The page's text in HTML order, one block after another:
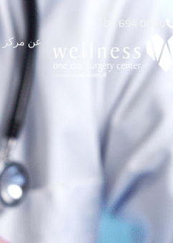
02 694 0000
عن مركز